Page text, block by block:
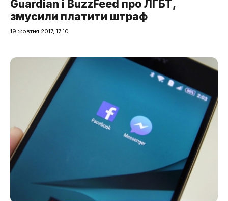
Guardian і BuzzFeed про ЛГБТ,
змусили платити штраф
19 жовтня 2017, 17:10